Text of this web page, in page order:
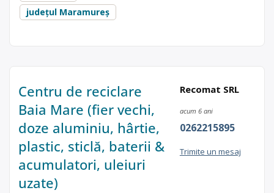
județul Maramureș
Centru de reciclare
Baia Mare (fier vechi,
doze aluminiu, hârtie,
plastic, sticlă, baterii &
acumulatori, uleiuri
uzate)
Recomat SRL
acum 6 ani
0262215895
Trimite un mesaj